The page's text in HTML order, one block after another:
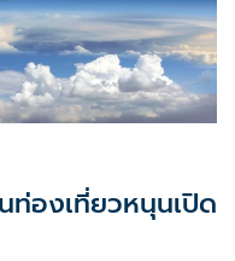
องเที่ยวหนุนเปิด